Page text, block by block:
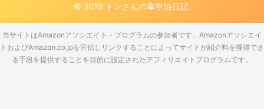
© 2019 トンさんの車中泊日記.
当サイトはAmazonアソシエイト・プログラムの参加者です。Amazonアソシエイ
トおよびAmazon.co.jpを宣伝しリンクすることによってサイトが紹介料を獲得でき
る手段を提供することを目的に設定されたアフィリエイトプログラムです。